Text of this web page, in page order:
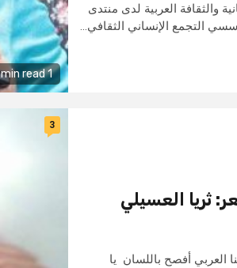
1 min read
والثقافة العربية لدى منتدى
التجمع الإنساني الثقافي...
3
ثريا العسيلي
العربي أفصح باللسان يا